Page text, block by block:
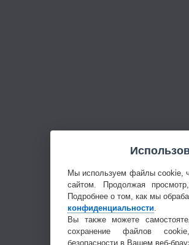
Мы используем файлы cookie,
сайтом. Продолжая
Подробнее о том, как мы
конфиденциальности
Вы также можете
сохранение файлов
безопасности в Вашем веб-